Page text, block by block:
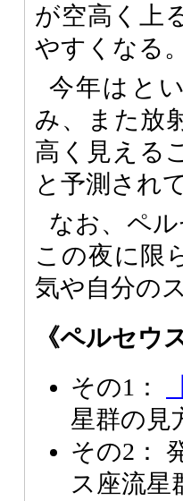
が空高く上
やすくなる。
今年はと
み、また放
高く見える
と予測され
なお、ペ
この夜に限
気や自分の
《ペルセウ
その1：
星群の見
その2：
ス座流星